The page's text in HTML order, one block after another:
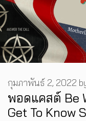
พอดแคสต์ Be
Get To Know
กุมภาพันธ์ 2, 2022